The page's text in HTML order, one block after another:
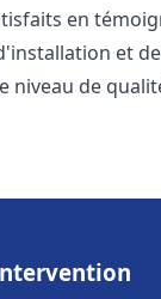
en
et
niveau de